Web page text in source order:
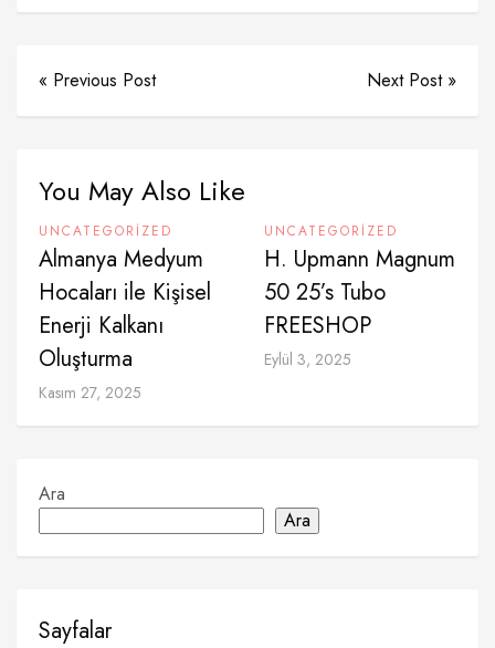
« Previous Post Next Post »
You May Also Like
UNCATEGORIZED
Almanya Medyum
Hocaları ile Kişisel
Enerji Kalkanı
Oluşturma
Kasım 27, 2025
UNCATEGORIZED
H. Upmann Magnum
50 25’s Tubo
FREESHOP
Eylül 3, 2025
Ara
Ara
Sayfalar